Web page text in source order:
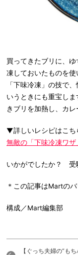
買ってきたブリに、
凍しておいたものを
「下味冷凍」の技で
いうときにも重宝し
きブリを加熱し、カ
▼詳しいレシピはこち
無敵の「下味冷凍ワ
いかがでしたか？ 受
＊この記事はMartの
構成／Mart編集部
【ぐっち夫婦の”も